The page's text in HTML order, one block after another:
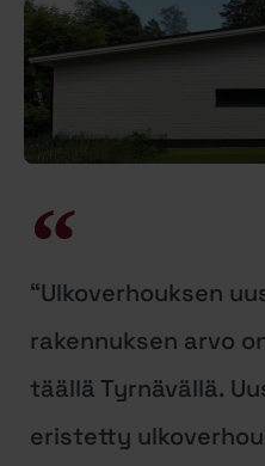
“Ulkoverhouksen
rakennuksen arvo
täällä Tyrnävällä.
eristetty